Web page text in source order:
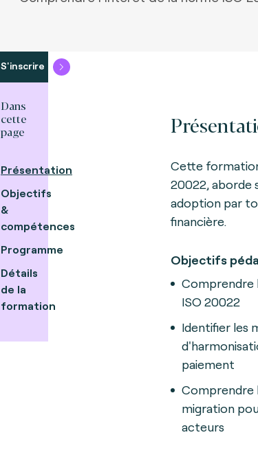
S'inscrire
Dans
cette
page
Présentation
Objectifs
&
compétences
Programme
Détails
de la
formation
Cette
20022, aborde
adoption par
financière.
Objectifs
Comprendre
ISO 20022
Identifier les
paiement
Comprendre
migration
acteurs